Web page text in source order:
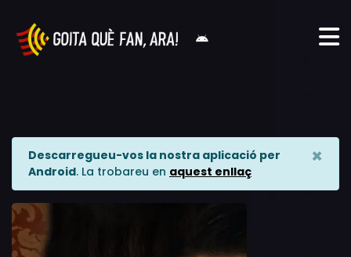
Descarregueu-vos la nostra aplicació per
Android. La trobareu en aquest enllaç
×